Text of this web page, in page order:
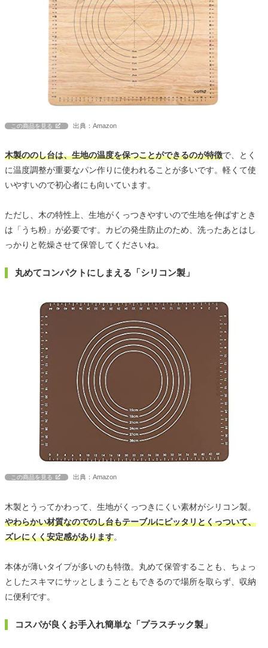
この商品を見る 出典：Amazon
木製ののし台は、生地の温度を保つことができるのが特徴で、とく
に温度調整が重要なパン作りに使われることが多いです。軽くて使
いやすいので初心者にも向いています。
ただし、木の特性上、生地がくっつきやすいので生地を伸ばすとき
は「うち粉」が必要です。カビの発生防止のため、洗ったあとはし
っかりと乾燥させて保管してくださいね。
丸めてコンパクトにしまえる「シリコン製」
この商品を見る 出典：Amazon
木製とうってかわって、生地がくっつきにくい素材がシリコン製。
やわらかい材質なのでのし台もテーブルにピッタリとくっついて、
ズレにくく安定感があります。
本体が薄いタイプが多いのも特徴。丸めて保管することも、ちょっ
としたスキマにサッとしまうこともできるので場所を取らず、収納
に便利です。
コスパが良くお手入れ簡単な「プラスチック製」